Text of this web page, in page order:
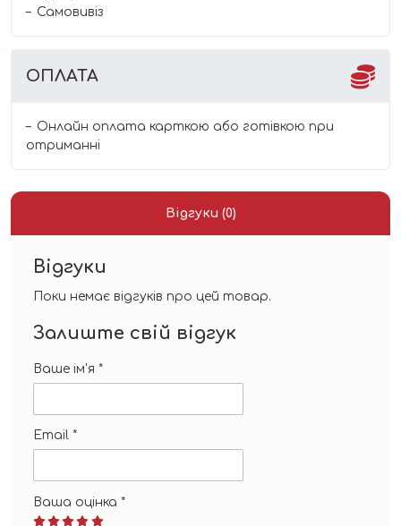
Самовивіз
ОПЛАТА
Онлайн оплата карткою або готівкою при
отриманні
Відгуки (0)
Відгуки
Поки немає відгуків про цей товар.
Залиште свій відгук
Ваше ім'я *
Email *
Ваша оцінка *